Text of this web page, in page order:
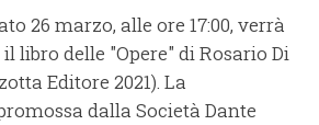
26 marzo, alle ore 17:00, verrà
libro delle "Opere" di Rosario Di
Editore 2021). La
dalla Società Dante